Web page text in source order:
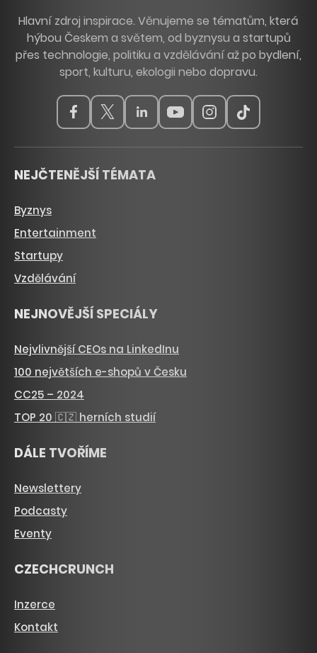
Hlavní zdroj inspirace. Věnujeme se tématům, která
hýbou Českem a světem, od byznysu a startupů
přes technologie, politiku a vzdělávání až po bydlení,
sport, kulturu, ekologii nebo dopravu.
NEJČTENĚJŠÍ TÉMATA
Byznys
Entertainment
Startupy
Vzdělávání
NEJNOVĚJŠÍ SPECIÁLY
Nejvlivnější CEOs na LinkedInu
100 největších e-shopů v Česku
CC25 – 2024
TOP 20 🇨🇿 herních studií
DÁLE TVOŘÍME
Newslettery
Podcasty
Eventy
CZECHCRUNCH
Inzerce
Kontakt